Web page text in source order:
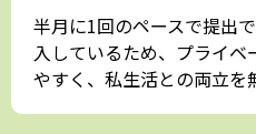
半月に1回のペースで提出
入しているため、プライベ
やすく、私生活との両立を